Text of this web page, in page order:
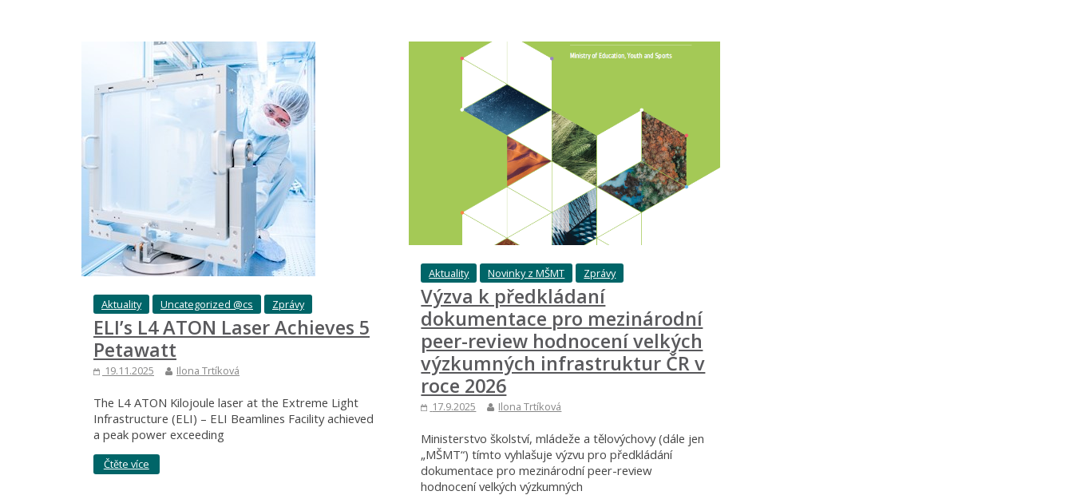
Aktuality Uncategorized @cs Zprávy
ELI’s L4 ATON Laser Achieves 5
Petawatt
19.11.2025 Ilona Trtíková
The L4 ATON Kilojoule laser at the Extreme Light
Infrastructure (ELI) – ELI Beamlines Facility achieved
a peak power exceeding
Čtěte více
Aktuality Novinky z MŠMT Zprávy
Výzva k předkládaní
dokumentace pro mezinárodní
peer-review hodnocení velkých
výzkumných infrastruktur ČR v
roce 2026
17.9.2025 Ilona Trtíková
Ministerstvo školství, mládeže a tělovýchovy (dále jen
„MŠMT“) tímto vyhlašuje výzvu pro předkládání
dokumentace pro mezinárodní peer-review
hodnocení velkých výzkumných